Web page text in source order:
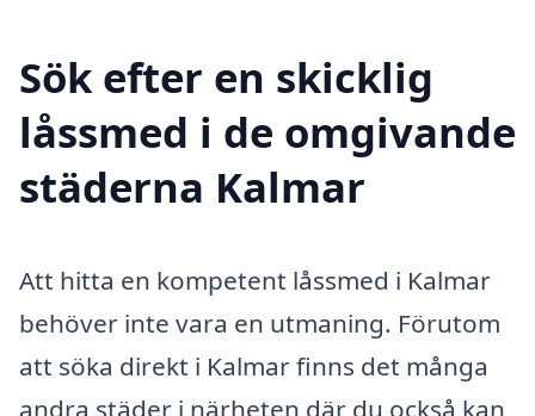
Sök efter en skicklig
låssmed i de omgivande
städerna Kalmar
Att hitta en kompetent låssmed i Kalmar
behöver inte vara en utmaning. Förutom
att söka direkt i Kalmar finns det många